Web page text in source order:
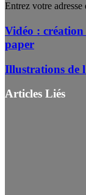
Entrez votre adresse
Vidéo :
paper
Illustrations de
Articles Liés